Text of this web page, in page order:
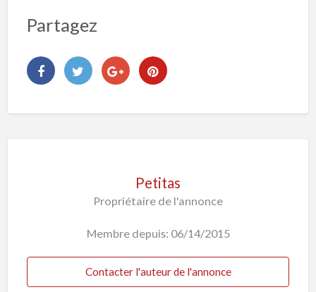
Partagez
Petitas
Propriétaire de l'annonce
Membre depuis: 06/14/2015
Contacter l'auteur de l'annonce